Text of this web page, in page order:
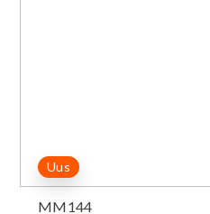
Uus
MM144